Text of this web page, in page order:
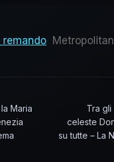
remando
Maria
Tra gli
celeste
su tutte – La